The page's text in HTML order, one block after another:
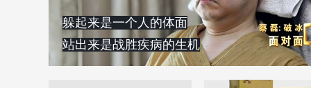
躲起来是一个人的体面
站出来是战胜疾病的生机